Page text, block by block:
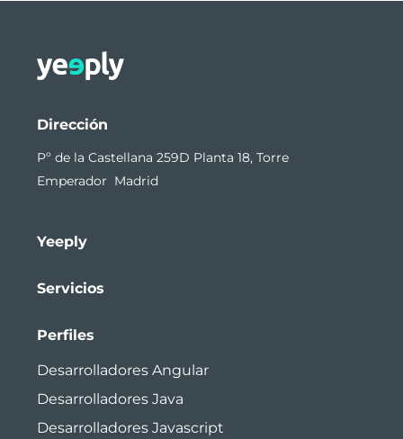
Dirección
Pº de la Castellana 259D Planta 18, Torre
Emperador Madrid
Yeeply
Servicios
Perfiles
Desarrolladores Angular
Desarrolladores Java
Desarrolladores Javascript